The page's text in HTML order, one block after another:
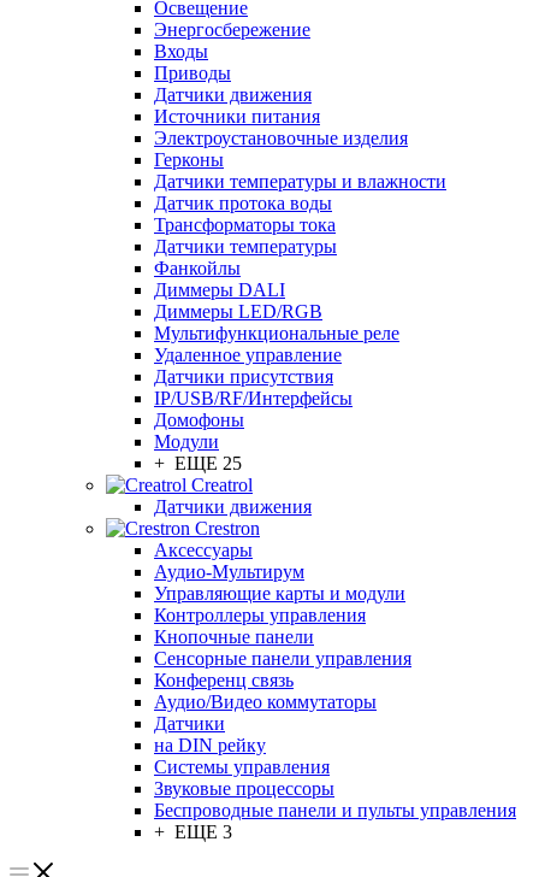
Освещение
Энергосбережение
Входы
Приводы
Датчики движения
Источники питания
Электроустановочные изделия
Герконы
Датчики температуры и влажности
Датчик протока воды
Трансформаторы тока
Датчики температуры
Фанкойлы
Диммеры DALI
Диммеры LED/RGB
Мультифункциональные реле
Удаленное управление
Датчики присутствия
IP/USB/RF/Интерфейсы
Домофоны
Модули
+ ЕЩЕ 25
Creatrol
Датчики движения
Crestron
Аксессуары
Аудио-Мультирум
Управляющие карты и модули
Контроллеры управления
Кнопочные панели
Сенсорные панели управления
Конференц связь
Аудио/Видео коммутаторы
Датчики
на DIN рейку
Системы управления
Звуковые процессоры
Беспроводные панели и пульты управления
+ ЕЩЕ 3